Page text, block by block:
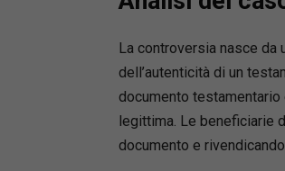
La controversia nasce
dell’autenticità di un
documento
legittima. Le beneficiarie
documento e